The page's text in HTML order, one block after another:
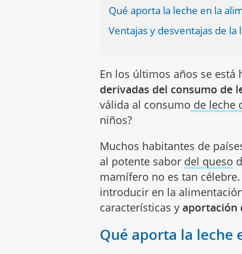
Qué aporta la leche en la
Ventajas y desventajas de
En los últimos años se está
derivadas del consumo de
válida al consumo de leche
niños?
Muchos habitantes de
al potente sabor del queso
mamífero no es tan
introducir en la
características yaportación
Qué aporta la